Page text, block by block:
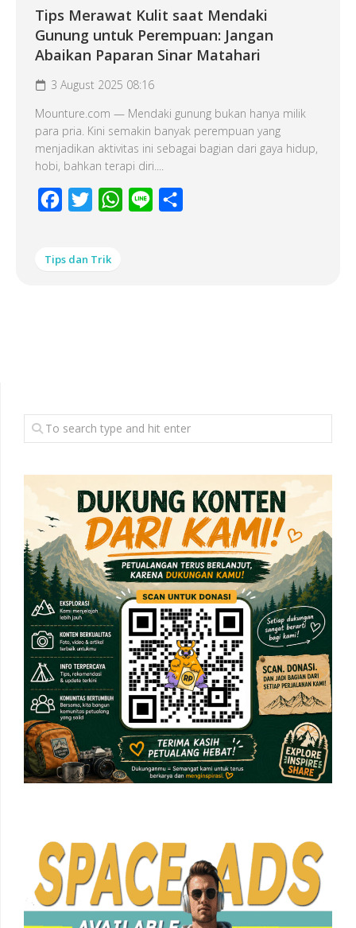
Tips Merawat Kulit saat Mendaki
Gunung untuk Perempuan: Jangan
Abaikan Paparan Sinar Matahari
3 August 2025 08:16
Mounture.com — Mendaki gunung bukan hanya milik
para pria. Kini semakin banyak perempuan yang
menjadikan aktivitas ini sebagai bagian dari gaya hidup,
hobi, bahkan terapi diri....
Facebook
Twitter WhatsApp
Line
Tips dan Trik